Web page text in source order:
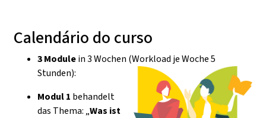
Calendário do curso
3 Modulein 3 Wochen (Workload je Woche 5
Stunden):
Modul 1 behandelt
das Thema: „Was ist